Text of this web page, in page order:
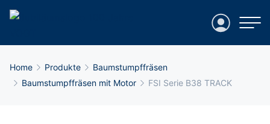
Login
Breadcrumb-Navigation
Home Produkte
Baumstumpffräsen
Baumstumpffräsen mit Motor
FSI Serie B38 TRACK